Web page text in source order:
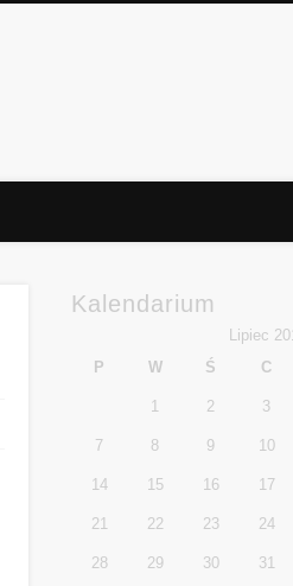
Kalendarium
Lipiec
P
W Ś C
1 2 3
7 8 9 10
14 15 16 17
21 22 23 24
28 29 30 31